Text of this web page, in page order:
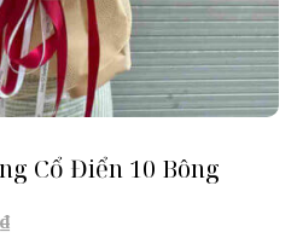
Cổ Điển 10 Bông
₫